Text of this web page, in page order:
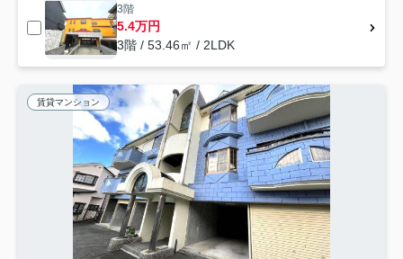
3階
5.4万円
3階 / 53.46㎡ / 2LDK
賃貸マンション